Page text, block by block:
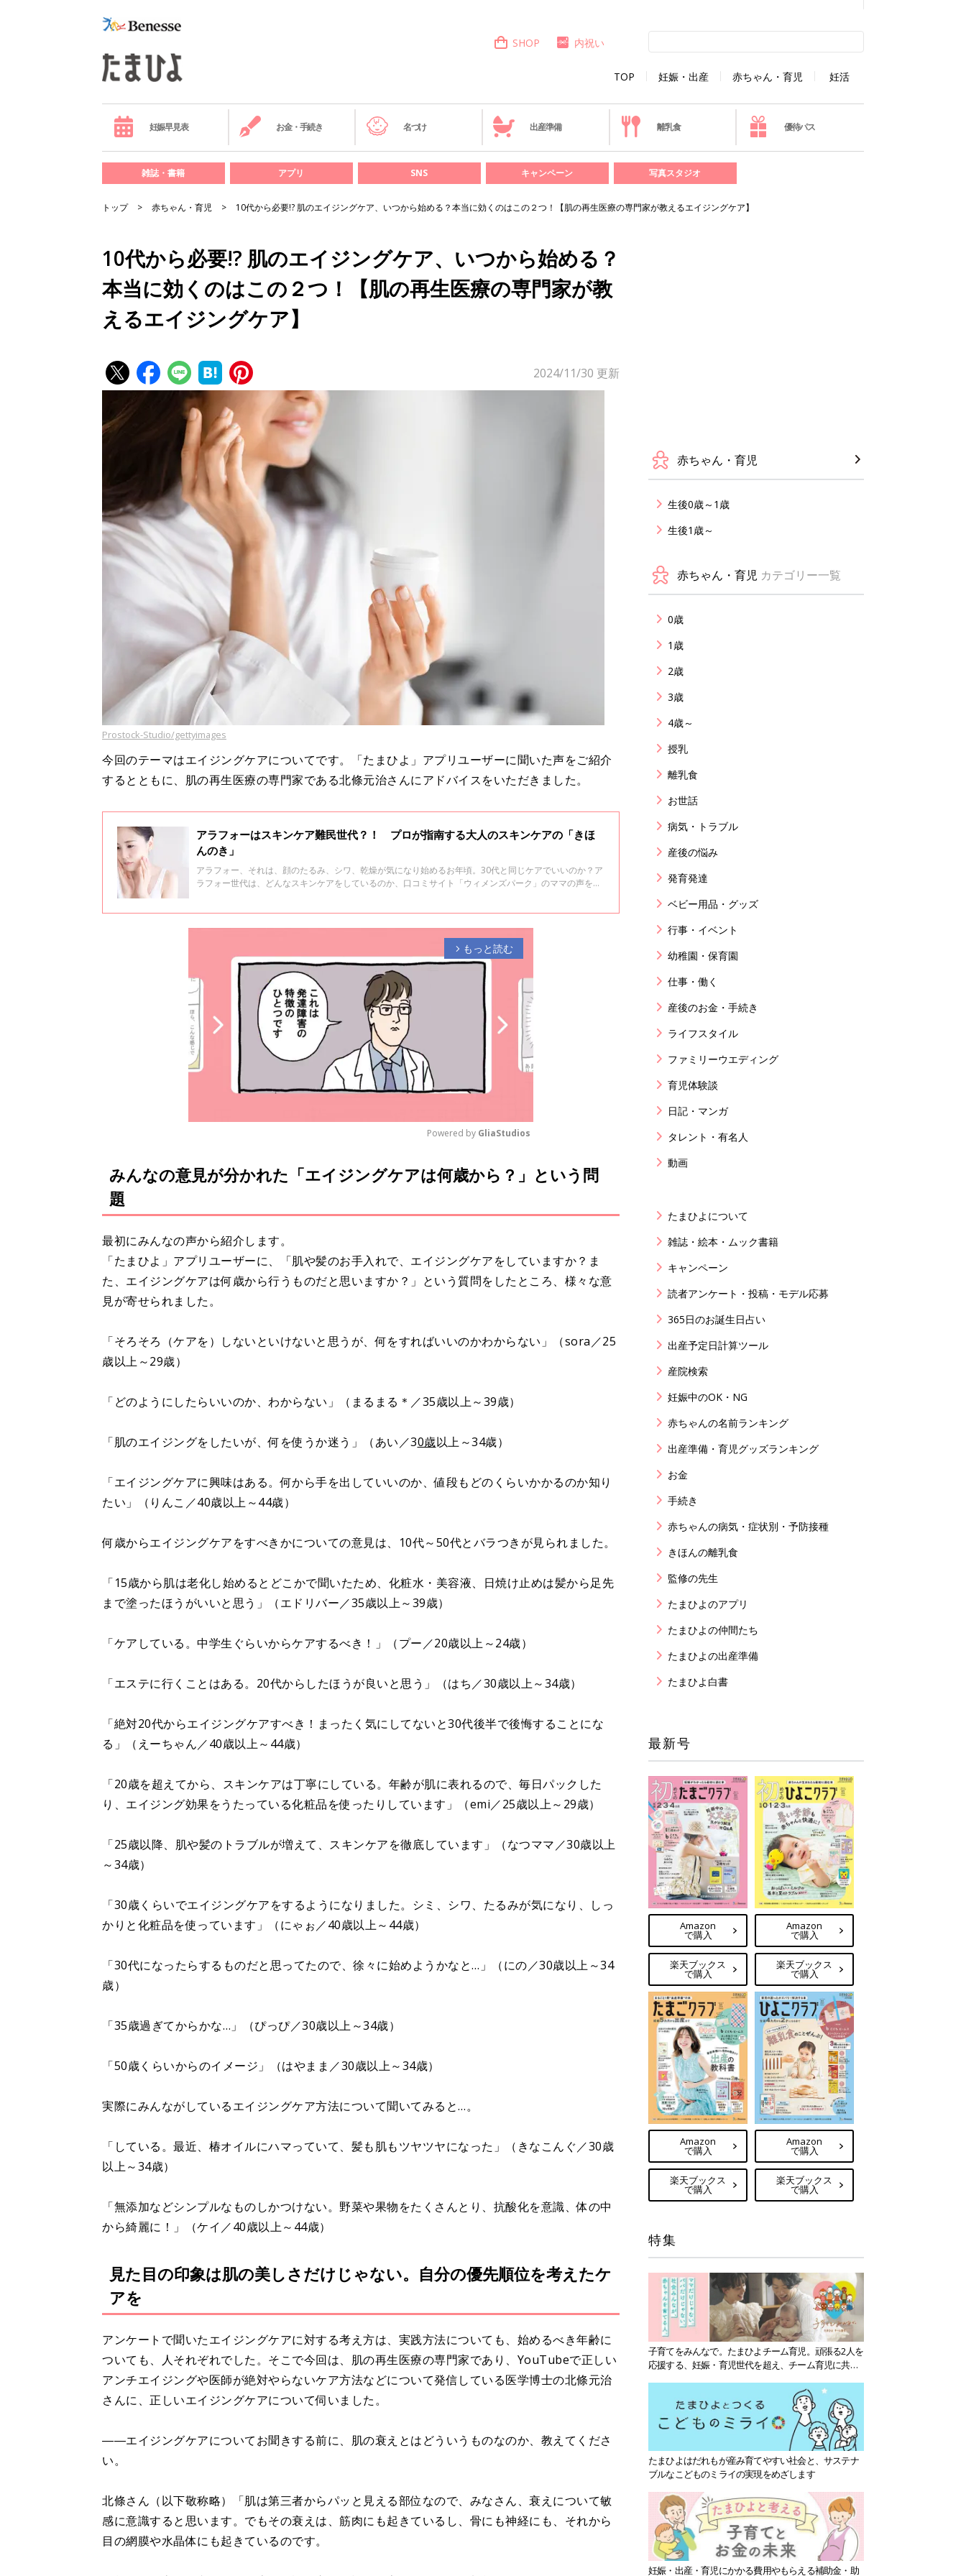
TOP 妊娠・出産 赤ちゃん・育児 妊活
SHOP 内祝い
妊娠早見表 お金・手続き 名づけ 出産準備 離乳食 優待パス
雑誌・書籍 アプリ SNS キャンペーン 写真スタジオ
トップ 赤ちゃん・育児 10代から必要!? 肌のエイジングケア、いつから始める？本当に効くのはこの２つ！【肌の再生医療の専門家が教えるエイジングケア】
10代から必要!? 肌のエイジングケア、いつから始める？
本当に効くのはこの２つ！【肌の再生医療の専門家が教
えるエイジングケア】
2024/11/30 更新
Prostock-Studio/gettyimages
今回のテーマはエイジングケアについてです。「たまひよ」アプリユーザーに聞いた声をご紹介
するとともに、肌の再生医療の専門家である北條元治さんにアドバイスをいただきました。
アラフォーはスキンケア難民世代？！ プロが指南する大人のスキンケアの「きほ
んのき」
アラフォー、それは、顔のたるみ、シワ、乾燥が気になり始めるお年頃。30代と同じケアでいいのか？ア
ラフォー世代は、どんなスキンケアをしているのか、口コミサイト「ウィメンズパーク」のママの声をお
arrow_forward_ios もっと読む
M
t
Powered by GliaStudios
みんなの意見が分かれた「エイジングケアは何歳から？」という問
題
最初にみんなの声から紹介します。
「たまひよ」アプリユーザーに、「肌や髪のお手入れで、エイジングケアをしていますか？ま
た、エイジングケアは何歳から行うものだと思いますか？」という質問をしたところ、様々な意
見が寄せられました。
「そろそろ（ケアを）しないといけないと思うが、何をすればいいのかわからない」（sora／25
歳以上～29歳）
「どのようにしたらいいのか、わからない」（まるまる＊／35歳以上～39歳）
「肌のエイジングをしたいが、何を使うか迷う」（あい／30歳以上～34歳）
「エイジングケアに興味はある。何から手を出していいのか、値段もどのくらいかかるのか知り
たい」（りんこ／40歳以上～44歳）
何歳からエイジングケアをすべきかについての意見は、10代～50代とバラつきが見られました。
「15歳から肌は老化し始めるとどこかで聞いたため、化粧水・美容液、日焼け止めは髪から足先
まで塗ったほうがいいと思う」（エドリバー／35歳以上～39歳）
「ケアしている。中学生ぐらいからケアするべき！」（プー／20歳以上～24歳）
「エステに行くことはある。20代からしたほうが良いと思う」（はち／30歳以上～34歳）
「絶対20代からエイジングケアすべき！まったく気にしてないと30代後半で後悔することにな
る」（えーちゃん／40歳以上～44歳）
「20歳を超えてから、スキンケアは丁寧にしている。年齢が肌に表れるので、毎日パックした
り、エイジング効果をうたっている化粧品を使ったりしています」（emi／25歳以上～29歳）
「25歳以降、肌や髪のトラブルが増えて、スキンケアを徹底しています」（なつママ／30歳以上
～34歳）
「30歳くらいでエイジングケアをするようになりました。シミ、シワ、たるみが気になり、しっ
かりと化粧品を使っています」（にゃぉ／40歳以上～44歳）
「30代になったらするものだと思ってたので、徐々に始めようかなと…」（にの／30歳以上～34
歳）
「35歳過ぎてからかな…」（ぴっぴ／30歳以上～34歳）
「50歳くらいからのイメージ」（はやまま／30歳以上～34歳）
実際にみんながしているエイジングケア方法について聞いてみると…。
「している。最近、椿オイルにハマっていて、髪も肌もツヤツヤになった」（きなこんぐ／30歳
以上～34歳）
「無添加などシンプルなものしかつけない。野菜や果物をたくさんとり、抗酸化を意識、体の中
から綺麗に！」（ケイ／40歳以上～44歳）
見た目の印象は肌の美しさだけじゃない。自分の優先順位を考えたケ
アを
アンケートで聞いたエイジングケアに対する考え方は、実践方法についても、始めるべき年齢に
ついても、人それぞれでした。そこで今回は、肌の再生医療の専門家であり、YouTubeで正しい
アンチエイジングや医師が絶対やらないケア方法などについて発信している医学博士の北條元治
さんに、正しいエイジングケアについて伺いました。
――エイジングケアについてお聞きする前に、肌の衰えとはどういうものなのか、教えてくださ
い。
北條さん（以下敬称略）「肌は第三者からパッと見える部位なので、みなさん、衰えについて敏
感に意識すると思います。でもその衰えは、筋肉にも起きているし、骨にも神経にも、それから
目の網膜や水晶体にも起きているのです。
赤ちゃん・育児
生後0歳～1歳
生後1歳～
赤ちゃん・育児 カテゴリー一覧
0歳
1歳
2歳
3歳
4歳～
授乳
離乳食
お世話
病気・トラブル
産後の悩み
発育発達
ベビー用品・グッズ
行事・イベント
幼稚園・保育園
仕事・働く
産後のお金・手続き
ライフスタイル
ファミリーウエディング
育児体験談
日記・マンガ
タレント・有名人
動画
たまひよについて
雑誌・絵本・ムック書籍
キャンペーン
読者アンケート・投稿・モデル応募
365日のお誕生日占い
出産予定日計算ツール
産院検索
妊娠中のOK・NG
赤ちゃんの名前ランキング
出産準備・育児グッズランキング
お金
手続き
赤ちゃんの病気・症状別・予防接種
きほんの離乳食
監修の先生
たまひよのアプリ
たまひよの仲間たち
たまひよの出産準備
たまひよ白書
最新号
Amazon
で購入
楽天ブックス
で購入
Amazon
で購入
楽天ブックス
で購入
Amazon
で購入
楽天ブックス
で購入
Amazon
で購入
楽天ブックス
で購入
特集
子育てをみんなで。たまひよチーム育児。頑張る2人を
応援する、妊娠・育児世代を超え、チーム育児に共感
たまひよはだれもが産み育てやすい社会と、サステナ
ブルなこどものミライの実現をめざします
妊娠・出産・育児にかかる費用やもらえる補助金・助